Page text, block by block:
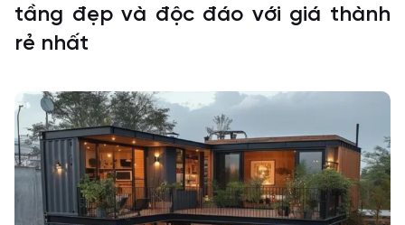
tầng đẹp và độc đáo với giá thành
rẻ nhất